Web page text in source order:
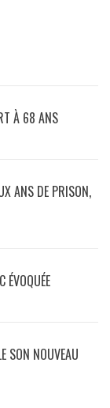
À 68 ANS
ANS DE PRISON,
ÉVOQUÉE
SON NOUVEAU